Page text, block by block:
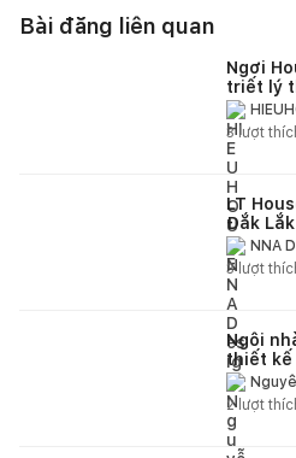
Bài đăng liên quan
Ngơi
triết lý
3lượt
LT
Đắk
và hệ
nhiên
NNA
3lượt
Ngôi
thiết kế
2lượt